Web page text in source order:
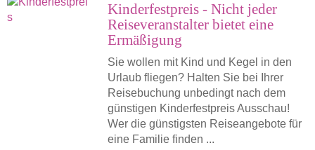
Kinderfestpreis - Nicht jeder
Reiseveranstalter bietet eine
Ermäßigung
Sie wollen mit Kind und Kegel in den
Urlaub fliegen? Halten Sie bei Ihrer
Reisebuchung unbedingt nach dem
günstigen Kinderfestpreis Ausschau!
Wer die günstigsten Reiseangebote für
eine Familie finden ...